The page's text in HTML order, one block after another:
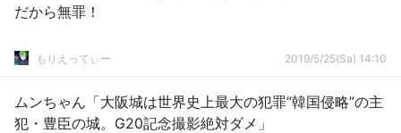
だから無罪！
もりえってぃー 2019/5/25(Sa) 14:10
ムンちゃん「大阪城は世界史上最大の犯罪”韓国侵略”の主
犯・豊臣の城。G20記念撮影絶対ダメ」